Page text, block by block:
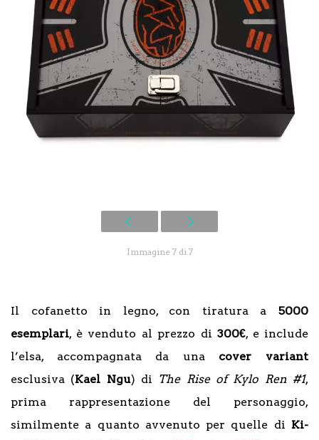
Immagine 7 di 7
Il cofanetto in legno, con tiratura a 5000
esemplari, è venduto al prezzo di 300€, e include
l’elsa, accompagnata da una cover variant
esclusiva (Kael Ngu) di The Rise of Kylo Ren #1,
prima rappresentazione del personaggio,
similmente a quanto avvenuto per quelle di Ki-